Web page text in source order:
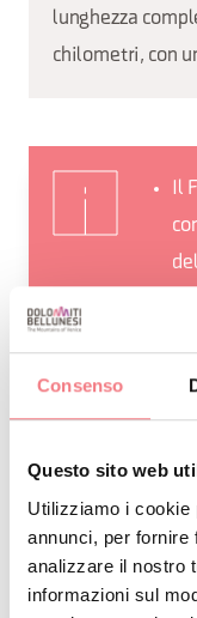
Consenso
Questo sito web
Utilizziamo i cookie
annunci, per fornire
analizzare il nostro
informazioni sul
lunghezza
chilometri, con
Il